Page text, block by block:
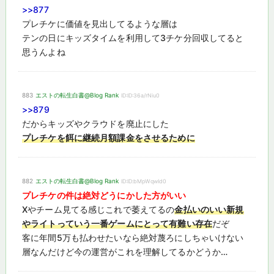
>>877
プレチケに価値を見出してるような層は
テンの日にキッズタイムを利用して3チケ分回収してると
思うんよね
883 エストの転生白書@Blog Rank ID:ID:36a/rNiu0
>>879
だからキッズやクラウドを廃止にした
プレチケを餌に継続月額課金をさせるために
882 エストの転生白書@Blog Rank ID:ID:bMpWqwId0
プレチケの件は絶対どうにかした方がいい
Xやチーム見てる感じこれで萎えてるの金払いのいい新規
やライトっていう一番ゲームにとって有難い存在だぞ
客に年間5万も払わせたいなら絶対蔑ろにしちゃいけない
層なんだけど今の運営がこれを理解してるかどうか…